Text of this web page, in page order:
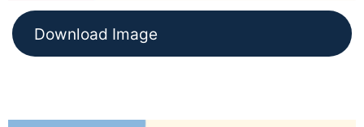
Download Image